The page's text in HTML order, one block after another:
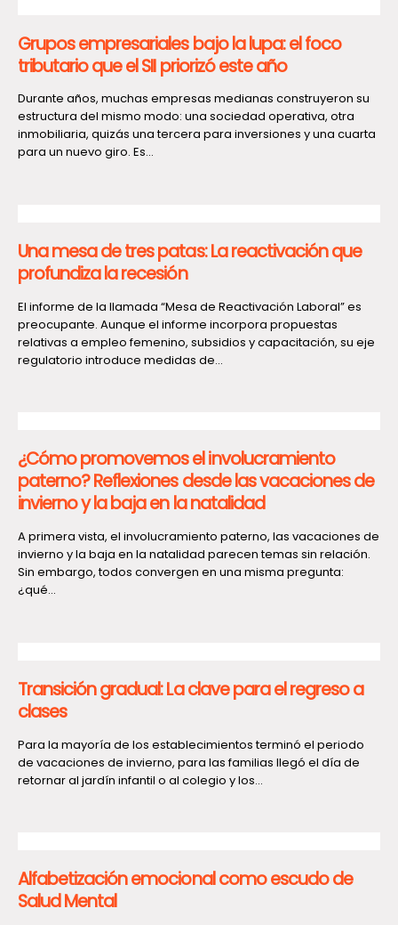
Grupos empresariales bajo la lupa: el foco
tributario que el SII priorizó este año
Durante años, muchas empresas medianas construyeron su
estructura del mismo modo: una sociedad operativa, otra
inmobiliaria, quizás una tercera para inversiones y una cuarta
para un nuevo giro. Es...
Una mesa de tres patas: La reactivación que
profundiza la recesión
El informe de la llamada “Mesa de Reactivación Laboral” es
preocupante. Aunque el informe incorpora propuestas
relativas a empleo femenino, subsidios y capacitación, su eje
regulatorio introduce medidas de...
¿Cómo promovemos el involucramiento
paterno? Reflexiones desde las vacaciones de
invierno y la baja en la natalidad
A primera vista, el involucramiento paterno, las vacaciones de
invierno y la baja en la natalidad parecen temas sin relación.
Sin embargo, todos convergen en una misma pregunta:
¿qué...
Transición gradual: La clave para el regreso a
clases
Para la mayoría de los establecimientos terminó el periodo
de vacaciones de invierno, para las familias llegó el día de
retornar al jardín infantil o al colegio y los...
Alfabetización emocional como escudo de
Salud Mental